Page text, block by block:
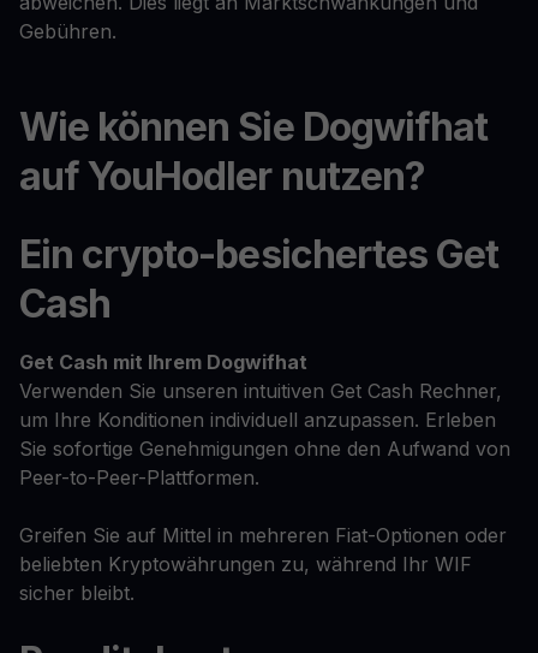
Gebühren.
Wie können Sie Dogwifhat
auf YouHodler nutzen?
Ein crypto-besichertes Get
Cash
Get Cash mit Ihrem Dogwifhat
Verwenden Sie unseren intuitiven Get Cash Rechner,
um Ihre Konditionen individuell anzupassen. Erleben
Sie sofortige Genehmigungen ohne den Aufwand von
Peer-to-Peer-Plattformen.
Greifen Sie auf Mittel in mehreren Fiat-Optionen oder
beliebten Kryptowährungen zu, während Ihr WIF
sicher bleibt.